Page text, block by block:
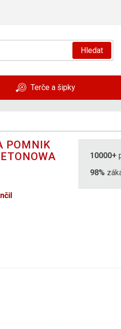
Hledat
Terče a šipky
POMNIK
10000+
98%